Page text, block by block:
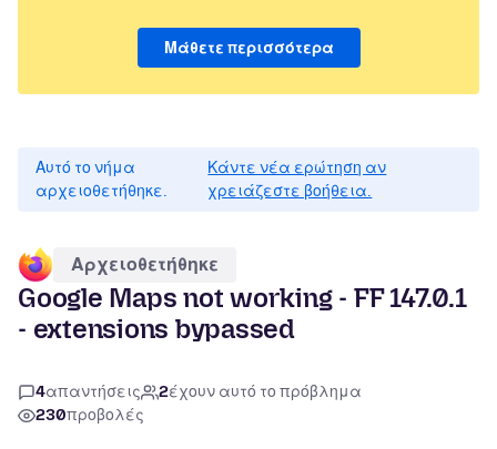
Μάθετε περισσότερα
Αυτό το νήμα
αρχειοθετήθηκε.
Κάντε νέα ερώτηση αν
χρειάζεστε βοήθεια.
Αρχειοθετήθηκε
Google Maps not working - FF 147.0.1
- extensions bypassed
4απαντήσεις 2έχουν αυτό το πρόβλημα
230προβολές